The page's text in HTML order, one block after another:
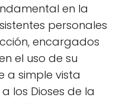
en la
personales
encargados
el uso de su
a simple vista
los Dioses de la